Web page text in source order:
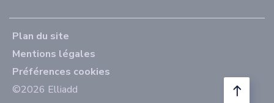
Plan du site
Mentions légales
Préférences cookies
©2026 Elliadd